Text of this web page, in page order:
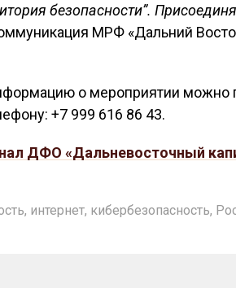
безопасности”.
МРФ «Дальний
о мероприятии можно
+7 999 616 86 43.
ДФО «Дальневосточный
, интернет, кибербезопасность,